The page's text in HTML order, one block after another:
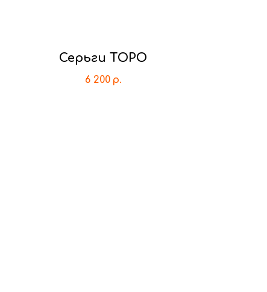
Серьги ТОРО
6 200 р.